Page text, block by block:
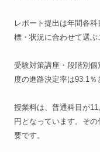
レポート提出は年間各
標・状況に合わせて選ぶ
受験対策講座・段階別
度の進路決定率は93.1％
授業料は、普通科目が
円となっています。そ
要です。